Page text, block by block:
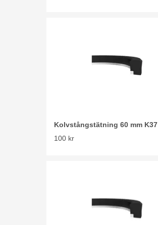
Kolvstångstätning 60 mm K37
100 kr